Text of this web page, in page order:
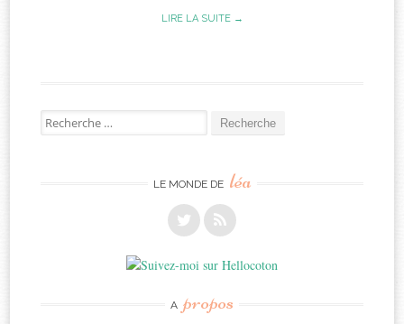
LIRE LA SUITE →
Recherche
pour:
LE MONDE DE léa
A propos